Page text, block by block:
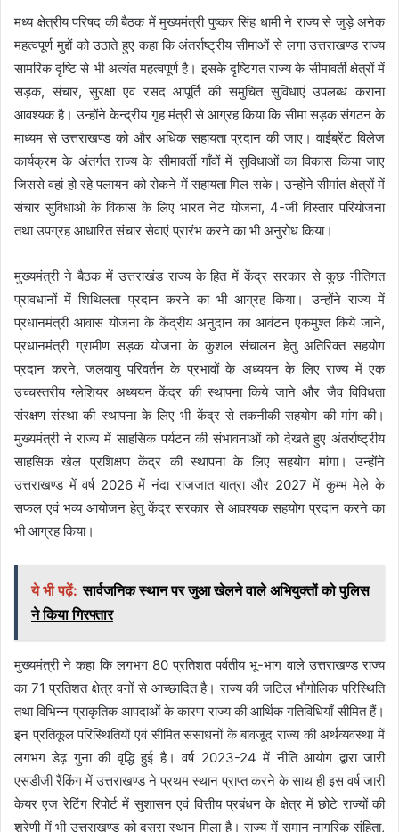
मध्य क्षेत्रीय परिषद की बैठक में मुख्यमंत्री पुष्कर सिंह धामी ने राज्य से जुड़े अनेक
महत्वपूर्ण मुद्दों को उठाते हुए कहा कि अंतर्राष्ट्रीय सीमाओं से लगा उत्तराखण्ड राज्य
सामरिक दृष्टि से भी अत्यंत महत्वपूर्ण है। इसके दृष्टिगत राज्य के सीमावर्ती क्षेत्रों में
सड़क, संचार, सुरक्षा एवं रसद आपूर्ति की समुचित सुविधाएं उपलब्ध कराना
आवश्यक है। उन्होंने केन्द्रीय गृह मंत्री से आग्रह किया कि सीमा सड़क संगठन के
माध्यम से उत्तराखण्ड को और अधिक सहायता प्रदान की जाए। वाईब्रेंट विलेज
कार्यक्रम के अंतर्गत राज्य के सीमावर्ती गाँवों में सुविधाओं का विकास किया जाए
जिससे वहां हो रहे पलायन को रोकने में सहायता मिल सके। उन्होंने सीमांत क्षेत्रों में
संचार सुविधाओं के विकास के लिए भारत नेट योजना, 4-जी विस्तार परियोजना
तथा उपग्रह आधारित संचार सेवाएं प्रारंभ करने का भी अनुरोध किया।
मुख्यमंत्री ने बैठक में उत्तराखंड राज्य के हित में केंद्र सरकार से कुछ नीतिगत
प्रावधानों में शिथिलता प्रदान करने का भी आग्रह किया। उन्होंने राज्य में
प्रधानमंत्री आवास योजना के केंद्रीय अनुदान का आवंटन एकमुश्त किये जाने,
प्रधानमंत्री ग्रामीण सड़क योजना के कुशल संचालन हेतु अतिरिक्त सहयोग
प्रदान करने, जलवायु परिवर्तन के प्रभावों के अध्ययन के लिए राज्य में एक
उच्चस्तरीय ग्लेशियर अध्ययन केंद्र की स्थापना किये जाने और जैव विविधता
संरक्षण संस्था की स्थापना के लिए भी केंद्र से तकनीकी सहयोग की मांग की।
मुख्यमंत्री ने राज्य में साहसिक पर्यटन की संभावनाओं को देखते हुए अंतर्राष्ट्रीय
साहसिक खेल प्रशिक्षण केंद्र की स्थापना के लिए सहयोग मांगा। उन्होंने
उत्तराखण्ड में वर्ष 2026 में नंदा राजजात यात्रा और 2027 में कुम्भ मेले के
सफल एवं भव्य आयोजन हेतु केंद्र सरकार से आवश्यक सहयोग प्रदान करने का
भी आग्रह किया।
ये भी पढ़ें: सार्वजनिक स्थान पर जुआ खेलने वाले अभियुक्तों को पुलिस
ने किया गिरफ्तार
मुख्यमंत्री ने कहा कि लगभग 80 प्रतिशत पर्वतीय भू-भाग वाले उत्तराखण्ड राज्य
का 71 प्रतिशत क्षेत्र वनों से आच्छादित है। राज्य की जटिल भौगोलिक परिस्थिति
तथा विभिन्न प्राकृतिक आपदाओं के कारण राज्य की आर्थिक गतिविधियाँ सीमित हैं।
इन प्रतिकूल परिस्थितियों एवं सीमित संसाधनों के बावजूद राज्य की अर्थव्यवस्था में
लगभग डेढ़ गुना की वृद्धि हुई है। वर्ष 2023-24 में नीति आयोग द्वारा जारी
एसडीजी रैंकिंग में उत्तराखण्ड ने प्रथम स्थान प्राप्त करने के साथ ही इस वर्ष जारी
केयर एज रेटिंग रिपोर्ट में सुशासन एवं वित्तीय प्रबंधन के क्षेत्र में छोटे राज्यों की
श्रेणी में भी उत्तराखण्ड को दूसरा स्थान मिला है। राज्य में समान नागरिक संहिता,